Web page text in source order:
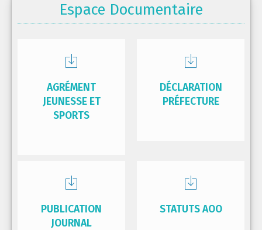
Espace Documentaire
AGRÉMENT
JEUNESSE ET
SPORTS
DÉCLARATION
PRÉFECTURE
PUBLICATION
JOURNAL
STATUTS AOO